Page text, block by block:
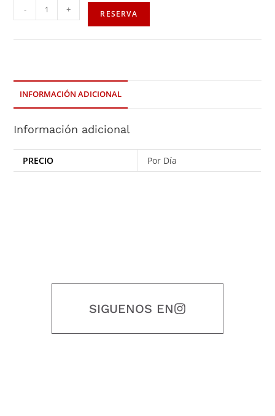
- + RESERVA
INFORMACIÓN ADICIONAL
Información adicional
PRECIO Por Día
SIGUENOS EN